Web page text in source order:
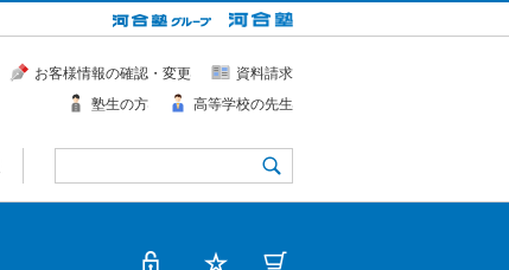
お客様情報の確認・変更
資料請求
塾生の方
高等学校の先生